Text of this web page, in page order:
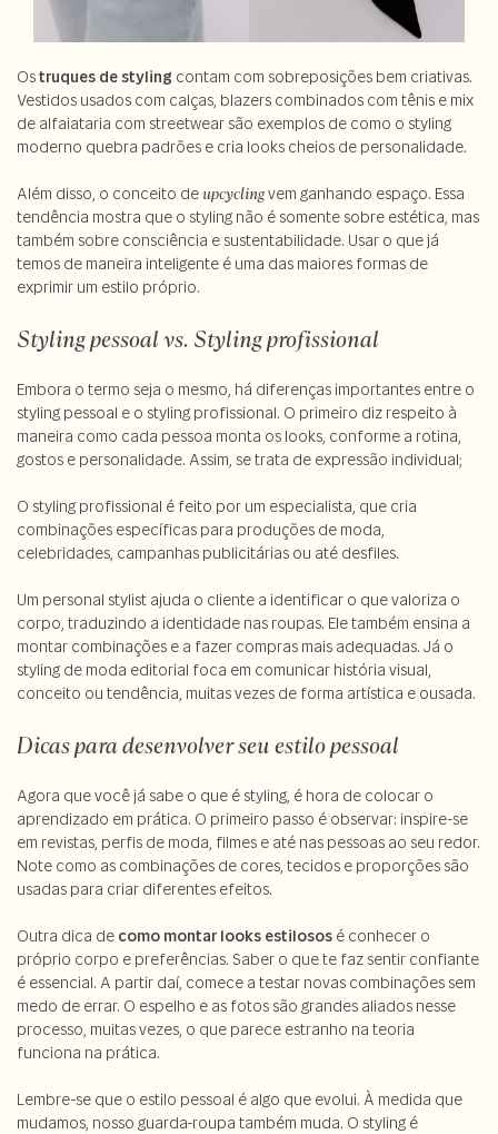
Ostruques de styling contam com sobreposições bem criativas.
Vestidos usados com calças, blazers combinados com tênis e mix
de alfaiataria com streetwear são exemplos de como o styling
moderno quebra padrões e cria looks cheios de personalidade.
Além disso, o conceito deupcyclingvem ganhando espaço. Essa
tendência mostra que o styling não é somente sobre estética, mas
também sobre consciência e sustentabilidade. Usar o que já
temos de maneira inteligente é uma das maiores formas de
exprimir um estilo próprio.
Styling pessoal vs. Styling profissional
Embora o termo seja o mesmo, há diferenças importantes entre o
styling pessoal e o styling profissional. O primeiro diz respeito à
maneira como cada pessoa monta os looks, conforme a rotina,
gostos e personalidade. Assim, se trata de expressão individual;
O styling profissional é feito por um especialista, que cria
combinações específicas para produções de moda,
celebridades, campanhas publicitárias ou até desfiles.
Um personal stylist ajuda o cliente a identificar o que valoriza o
corpo, traduzindo a identidade nas roupas. Ele também ensina a
montar combinações e a fazer compras mais adequadas. Já o
styling de moda editorial foca em comunicar história visual,
conceito ou tendência, muitas vezes de forma artística e ousada.
Dicas para desenvolver seu estilo pessoal
Agora que você já sabe o que é styling, é hora de colocar o
aprendizado em prática. O primeiro passo é observar: inspire-se
em revistas, perfis de moda, filmes e até nas pessoas ao seu redor.
Note como as combinações de cores, tecidos e proporções são
usadas para criar diferentes efeitos.
Outra dica de como montar looks estilosos é conhecer o
próprio corpo e preferências. Saber o que te faz sentir confiante
é essencial. A partir daí, comece a testar novas combinações sem
medo de errar. O espelho e as fotos são grandes aliados nesse
processo, muitas vezes, o que parece estranho na teoria
funciona na prática.
Lembre-se que o estilo pessoal é algo que evolui. À medida que
mudamos, nosso guarda-roupa também muda. O styling é